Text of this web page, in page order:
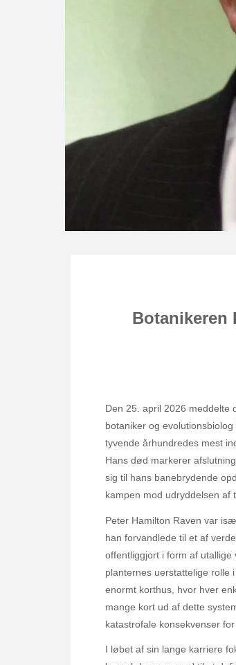
Botanikeren
Den 25. april 2026 meddelte
botaniker og
tyvende århundredes mest
Hans død markerer
sig til hans banebrydende
kampen mod udryddelsen af
Peter Hamilton Raven var
han forvandlede til et af
offentliggjort i form af
planternes uerstattelige rolle
enormt korthus, hvor hver
mange kort ud af dette
katastrofale konsekvenser for
I løbet af sin lange karriere